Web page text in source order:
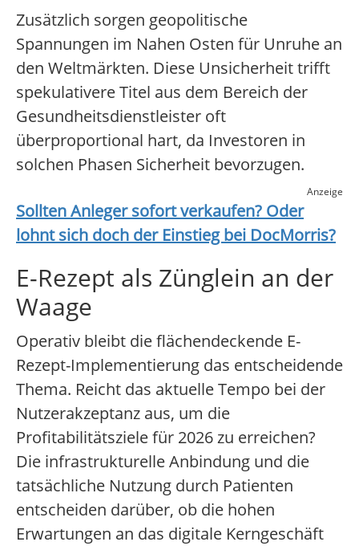
Zusätzlich sorgen geopolitische
Spannungen im Nahen Osten für Unruhe an
den Weltmärkten. Diese Unsicherheit trifft
spekulativere Titel aus dem Bereich der
Gesundheitsdienstleister oft
überproportional hart, da Investoren in
solchen Phasen Sicherheit bevorzugen.
Anzeige
Sollten Anleger sofort verkaufen? Oder
lohnt sich doch der Einstieg bei DocMorris?
E-Rezept als Zünglein an der
Waage
Operativ bleibt die flächendeckende E-
Rezept-Implementierung das entscheidende
Thema. Reicht das aktuelle Tempo bei der
Nutzerakzeptanz aus, um die
Profitabilitätsziele für 2026 zu erreichen?
Die infrastrukturelle Anbindung und die
tatsächliche Nutzung durch Patienten
entscheiden darüber, ob die hohen
Erwartungen an das digitale Kerngeschäft